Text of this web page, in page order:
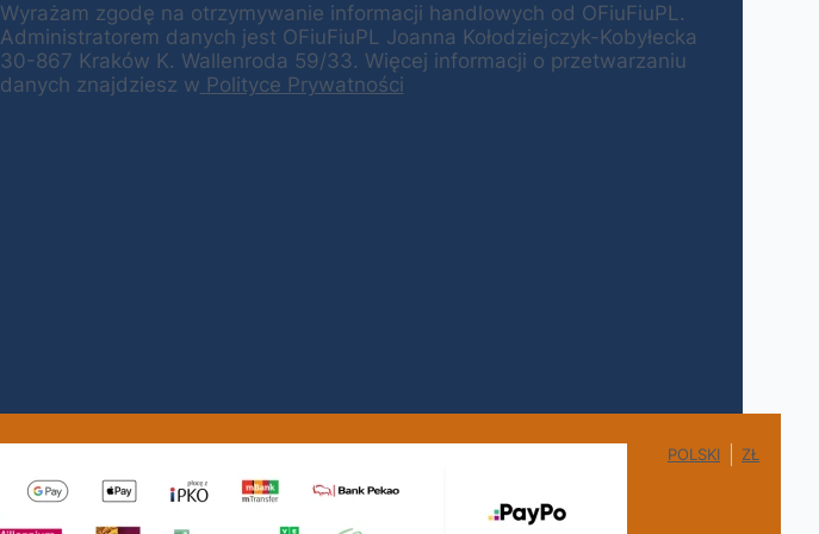
Wyrażam zgodę na otrzymywanie informacji handlowych od OFiuFiuPL.
Administratorem danych jest OFiuFiuPL Joanna Kołodziejczyk-Kobyłecka
30-867 Kraków K. Wallenroda 59/33. Więcej informacji o przetwarzaniu
danych znajdziesz w Polityce Prywatności
POLSKI ZŁ